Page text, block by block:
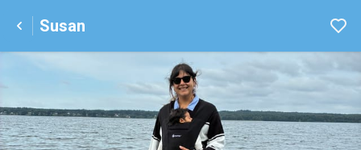
Susan